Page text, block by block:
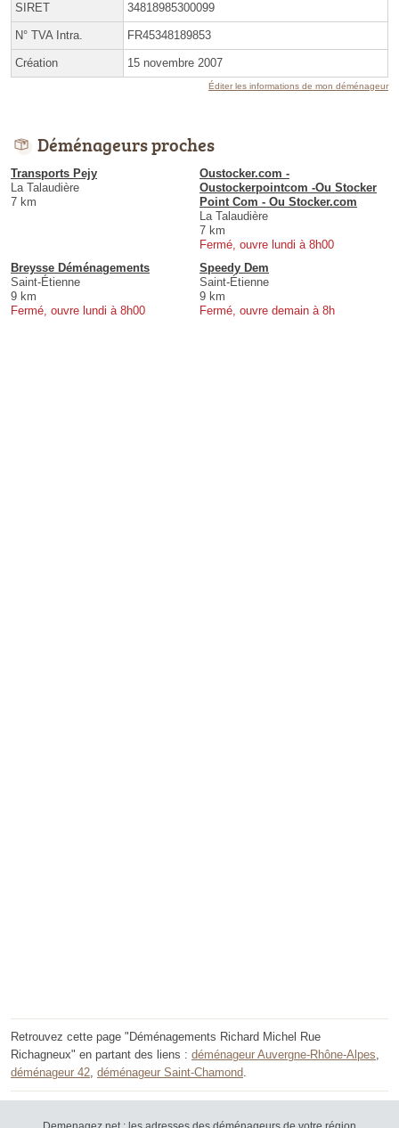
SIRET 34818985300099
N° TVA Intra. FR45348189853
Création 15 novembre 2007
Éditer les informations de mon déménageur
Déménageurs proches
Transports Pejy
La Talaudière
7 km
Oustocker.com -
Oustockerpointcom -Ou Stocker
Point Com - Ou Stocker.com
La Talaudière
7 km
Fermé, ouvre lundi à 8h00
Breysse Déménagements
Saint-Étienne
9 km
Fermé, ouvre lundi à 8h00
Speedy Dem
Saint-Étienne
9 km
Fermé, ouvre demain à 8h
Retrouvez cette page "Déménagements Richard Michel Rue
Richagneux" en partant des liens : déménageur Auvergne-Rhône-Alpes,
déménageur 42, déménageur Saint-Chamond.